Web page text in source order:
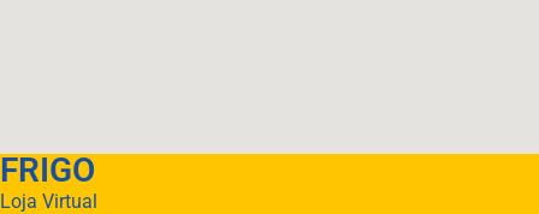
FRIGO
Loja Virtual